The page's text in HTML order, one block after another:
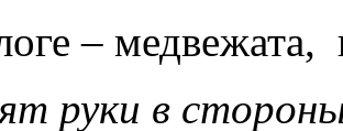
– медвежата,
руки в